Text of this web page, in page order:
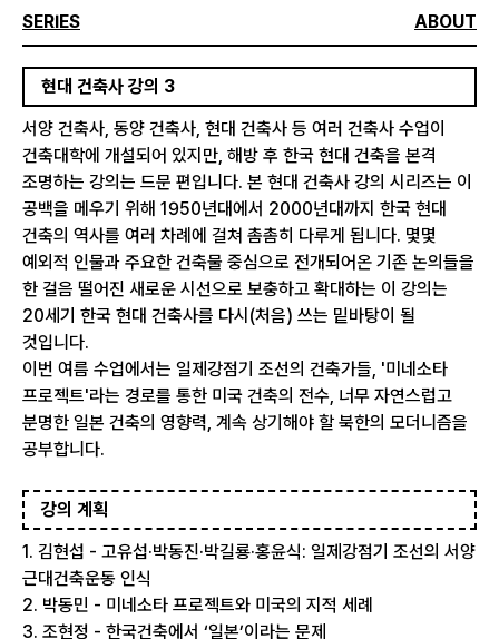
SERIES ABOUT
현대 건축사 강의 3
서양 건축사, 동양 건축사, 현대 건축사 등 여러 건축사 수업이
건축대학에 개설되어 있지만, 해방 후 한국 현대 건축을 본격
조명하는 강의는 드문 편입니다. 본 현대 건축사 강의 시리즈는 이
공백을 메우기 위해 1950년대에서 2000년대까지 한국 현대
건축의 역사를 여러 차례에 걸쳐 촘촘히 다루게 됩니다. 몇몇
예외적 인물과 주요한 건축물 중심으로 전개되어온 기존 논의들을
한 걸음 떨어진 새로운 시선으로 보충하고 확대하는 이 강의는
20세기 한국 현대 건축사를 다시(처음) 쓰는 밑바탕이 될
것입니다.
이번 여름 수업에서는 일제강점기 조선의 건축가들, '미네소타
프로젝트'라는 경로를 통한 미국 건축의 전수, 너무 자연스럽고
분명한 일본 건축의 영향력, 계속 상기해야 할 북한의 모더니즘을
공부합니다.
강의 계획
1. 김현섭 - 고유섭·박동진·박길룡·홍윤식: 일제강점기 조선의 서양
근대건축운동 인식
2. 박동민 - 미네소타 프로젝트와 미국의 지적 세례
3. 조현정 - 한국건축에서 ‘일본’이라는 문제